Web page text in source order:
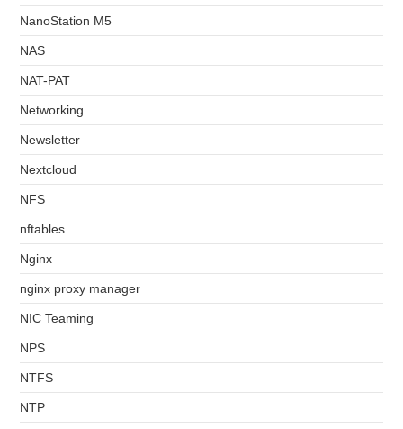
NanoStation M5
NAS
NAT-PAT
Networking
Newsletter
Nextcloud
NFS
nftables
Nginx
nginx proxy manager
NIC Teaming
NPS
NTFS
NTP